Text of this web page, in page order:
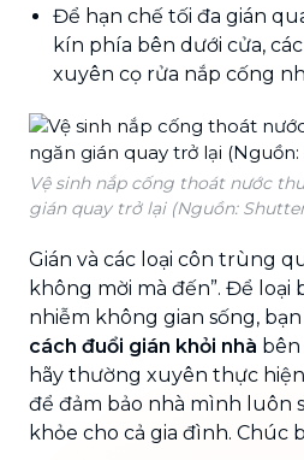
Để hạn chế tối đa gián
kín phía bên dưới cửa,
xuyên cọ rửa nắp cống
Vệ sinh nắp cống thoát nước
gián quay trở lại (Nguồn:
Gián và các loại côn trùng
không mời mà đến”. Để loại
nhiễm không gian sống,
cách đuổi gián khỏi nhà bên
hãy thường xuyên thực hiện
để đảm bảo nhà mình luôn
khỏe cho cả gia đình. Chúc